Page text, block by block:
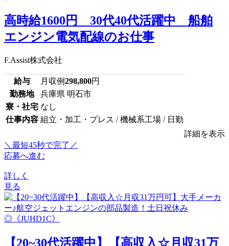
高時給1600円 30代40代活躍中 船舶
エンジン電気配線のお仕事
F.Assist株式会社
給与 月収例298,800円
勤務地
兵庫県 明石市
寮・社宅 なし
仕事内容 組立・加工・プレス / 機械系工場 / 日勤
詳細を表示
＼最短45秒で完了／
応募へ進む
詳しく
見る
【20~30代活躍中】【高収入☆月収31万